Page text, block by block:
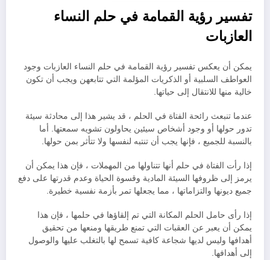
تفسير رؤية القمامة في حلم النساء
العازبات
يمكن أن يعكس تفسير رؤية القمامة في حلم النساء العازبات وجود
العواطف السلبية أو الذكريات المؤلمة التي تتابعهن ويجب أن تكون
خالية منها للانتقال إلى حياتها.
عندما تنبعث رائحة الفتاة في الحلم ، قد يشير هذا إلى محادثة سيئة
تدور حولها أو وجود أشخاص سيئين يحاولون تشويه سمعتها. أما
بالنسبة للجميع ، فإنها يجب أن تنتبه لنفسها ولا تتأثر بمن حولها.
إذا رأت الفتاة في حلم أنها تتناولها من المهملات ، فإن هذا يمكن أن
يرمز إلى ظروفها السيئة المادية وقسوة الحياة وعدم قدرتها على دفع
جميع ديونها والتزاماتها ، مما يجعلها تمر بأزمة نفسية خطيرة.
إذا رأى حامل الحلم المكانة التي تم إلقاؤها في حلمها ، فإن هذا
يمكن أن يعبر عن العقبات التي تمنع طريقها ومنعها من تحقيق
أهدافها وليس لديها شجاعة كافية تسمح لها بالتغلب عليها والوصول
إلى أهدافها.